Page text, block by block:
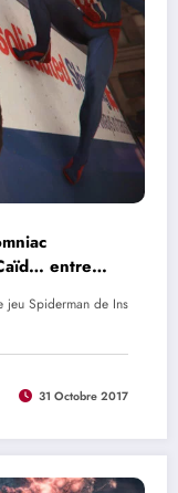
entre
jeu Spiderman de Ins
31 Octobre 2017